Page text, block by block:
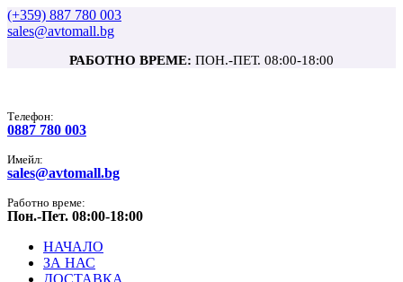
(+359) 887 780 003
sales@avtomall.bg
РАБОТНО ВРЕМЕ: ПОН.-ПЕТ. 08:00-18:00
Tелефон:
0887 780 003
Имейл:
sales@avtomall.bg
Работно време:
Пон.-Пет. 08:00-18:00
НАЧАЛО
ЗА НАС
ДОСТАВКА